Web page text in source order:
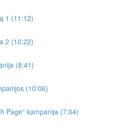
1 (11:12)
2 (10:22)
(8:41)
(10:06)
Page“ kampanija (7:04)